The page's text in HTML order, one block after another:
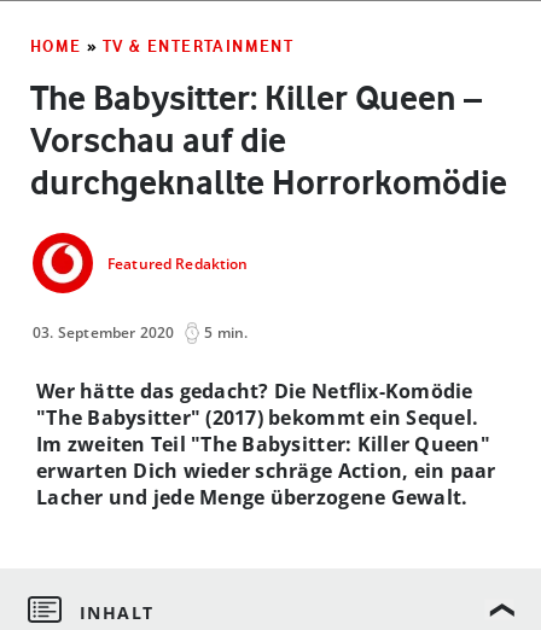
HOME » TV & ENTERTAINMENT
The Babysitter: Killer Queen –
Vorschau auf die
durchgeknallte Horrorkomödie
Featured Redaktion
03. September 2020 5 min.
Wer hätte das gedacht? Die Netflix-Komödie
"The Babysitter" (2017) bekommt ein Sequel.
Im zweiten Teil "The Babysitter: Killer Queen"
erwarten Dich wieder schräge Action, ein paar
Lacher und jede Menge überzogene Gewalt.